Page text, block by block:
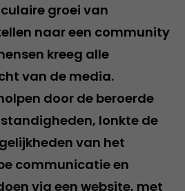
groei van
naar een community
kreeg alle
van de media.
door de beroerde
lonkte de
van het
communicatie en
via een website, met